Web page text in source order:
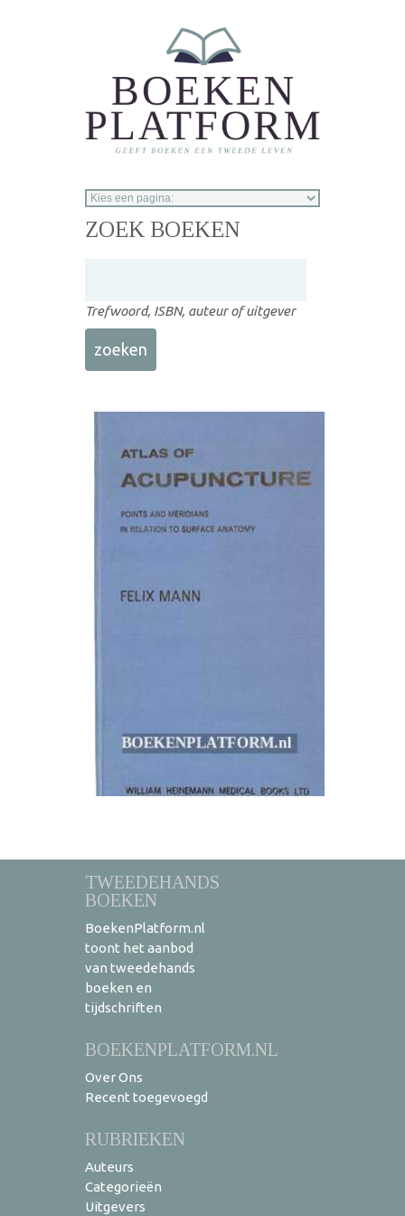
ZOEK BOEKEN
Trefwoord, ISBN, auteur of uitgever
TWEEDEHANDS
BOEKEN
BoekenPlatform.nl
toont het aanbod
van tweedehands
boeken en
tijdschriften
BOEKENPLATFORM.NL
Over Ons
Recent toegevoegd
RUBRIEKEN
Auteurs
Categorieën
Uitgevers